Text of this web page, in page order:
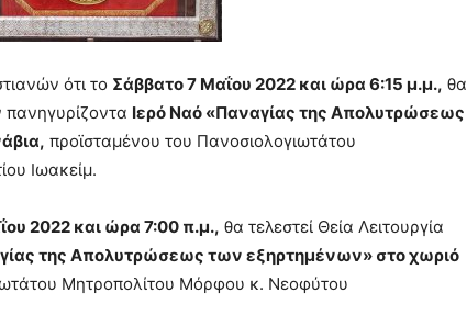
ότι το Σάββατο 7 Μαΐου 2022 και ώρα 6:15 μ.μ., θα
πανηγυρίζοντα Ιερό Ναό «Παναγίας της Απολυτρώσεως
προϊσταμένου του Πανοσιολογιωτάτου
Ιωακείμ.
2022 και ώρα 7:00 π.μ., θα τελεστεί Θεία Λειτουργία
της Απολυτρώσεως των εξηρτημένων» στο χωριό
Μητροπολίτου Μόρφου κ. Νεοφύτου